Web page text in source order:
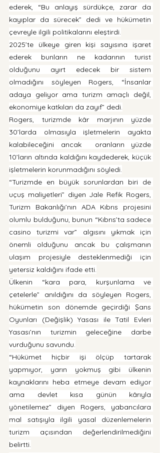
ederek, “Bu anlayış sürdükçe, zarar da
kayıplar da sürecek” dedi ve hükümetin
çevreyle ilgili politikalarını eleştirdi.
2025’te ülkeye giren kişi sayısına işaret
ederek bunların ne kadarının turist
olduğunu ayırt edecek bir sistem
olmadığını söyleyen Rogers, “İnsanlar
adaya geliyor ama turizm amaçlı değil,
ekonomiye katkıları da zayıf” dedi.
Rogers, turizmde kâr marjının yüzde
30’larda olmasıyla işletmelerin ayakta
kalabileceğini ancak  oranların yüzde
10’ların altında kaldığını kaydederek, küçük
işletmelerin korunmadığını söyledi.
“Turizmde en büyük sorunlardan biri de
uçuş maliyetleri” diyen Jale Refik Rogers,
Turizm Bakanlığı’nın ADA Kıbrıs projesini
olumlu bulduğunu, bunun “Kıbrıs’ta sadece
casino turizmi var” algısını yıkmak için
önemli olduğunu ancak bu çalışmanın
ulaşım projesiyle desteklenmediği için
yetersiz kaldığını ifade etti.
Ülkenin “kara para, kurşunlama ve
çetelerle” anıldığını da söyleyen Rogers,
hükümetin son dönemde geçirdiği Şans
Oyunları (Değişlik) Yasası ile Tatil Evleri
Yasası’nın turizmin geleceğine darbe
vurduğunu savundu.
“Hükümet hiçbir işi ölçüp tartarak
yapmıyor, yarın yokmuş gibi ülkenin
kaynaklarını heba etmeye devam ediyor
ama devlet kısa günün kârıyla
yönetilemez” diyen Rogers, yabancılara
mal satışıyla ilgili yasal düzenlemelerin
turizm açısından değerlendirilmediğini
belirtti.